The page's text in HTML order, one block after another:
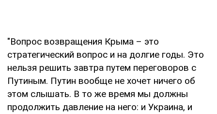
"Вопрос возвращения Крыма – это
стратегический вопрос и на долгие годы. Это
нельзя решить завтра путем переговоров с
Путиным. Путин вообще не хочет ничего об
этом слышать. В то же время мы должны
продолжить давление на него: и Украина, и